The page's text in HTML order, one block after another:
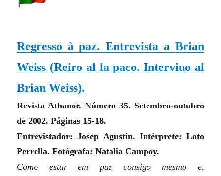
Regresso à paz. Entrevista a Brian
Weiss (Reiro al la paco. Interviuo al
Brian Weiss).
Revista Athanor. Número 35. Setembro-outubro
de 2002. Páginas 15-18.
Entrevistador: Josep Agustín. Intérprete: Loto
Perrella. Fotógrafa: Natalia Campoy.
Como estar em paz consigo mesmo e,